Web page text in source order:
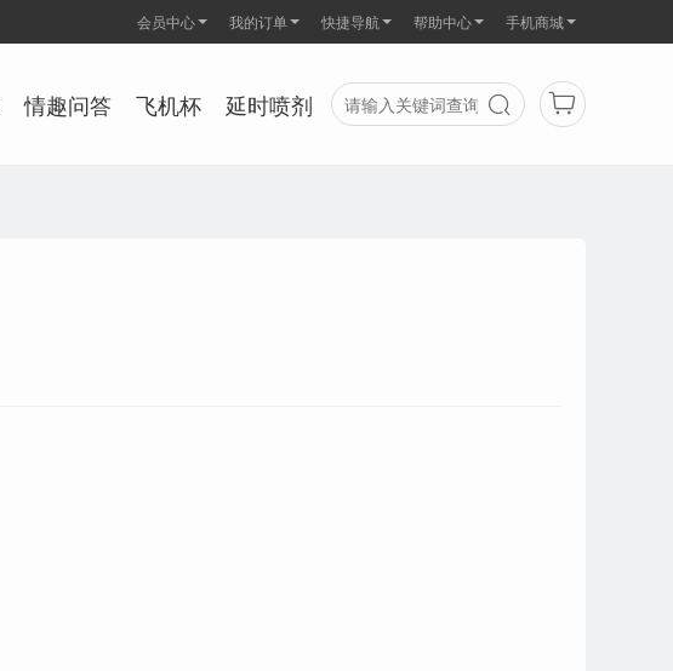
会员中心 我的订单 快捷导航 帮助中心 手机商城
情趣问答 飞机杯 延时喷剂